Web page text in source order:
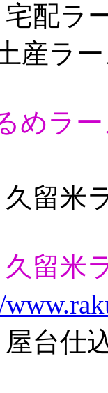
ン生
産ラ
めラ
ー
久留米
ラー